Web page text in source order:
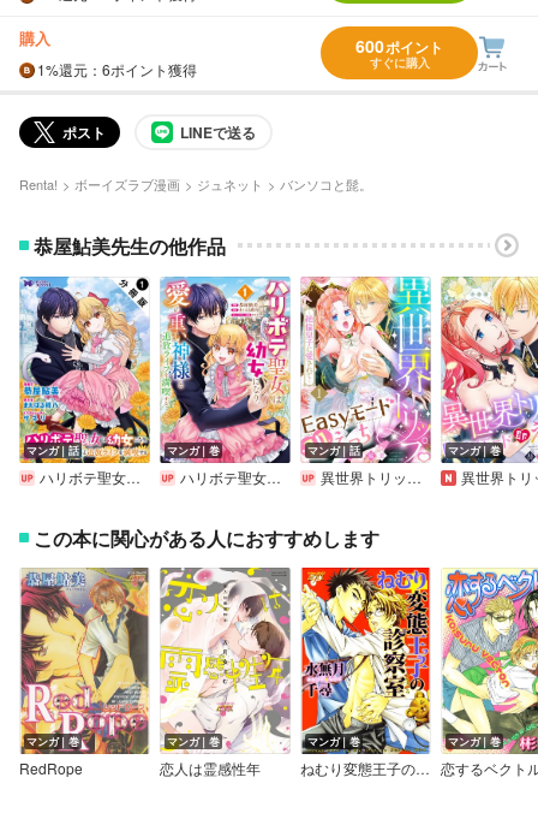
購入
1%還元 ：6ポイント獲得
600ポイント
すぐに購入
ポスト LINEで送る
Renta! ボーイズラブ漫画 ジュネット バンソコと髭。
恭屋鮎美先生の他作品
マンガ｜話
ハリボテ聖女は幼女になり、愛の重い神様と追放ライフを満喫する（コミック） 分冊版
マンガ｜巻
ハリボテ聖女は幼女になり、愛の重い神様と追放ライフを満喫する（コミック）
マンガ｜話
異世界トリップEasyモード即えっち～絶倫皇子に愛されて～《Lovelicot》
マンガ｜巻
異世界トリップEasyモード即えっち～絶倫皇子に愛されて～
この本に関心がある人におすすめします
マンガ｜巻
RedRope
マンガ｜巻
恋人は霊感性年
マンガ｜巻
ねむり変態王子の診察室
マンガ｜巻
恋するベクト